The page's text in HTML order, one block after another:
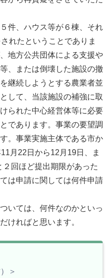
件、ハウス等が６棟、それ
れたということでありま
地方公共団体による支援や
、または倒壊した施設の撤
継続しようとする農業者並
して、当該施設の補強に取
られた中心経営体等に必要
であります。事業の要望調
。事業実施主体である市か
月22日から12月19日、ま
回ほど提出期限があった
は申請に関しては何件申請
いては、何件なのかといっ
ければと思います。
＞